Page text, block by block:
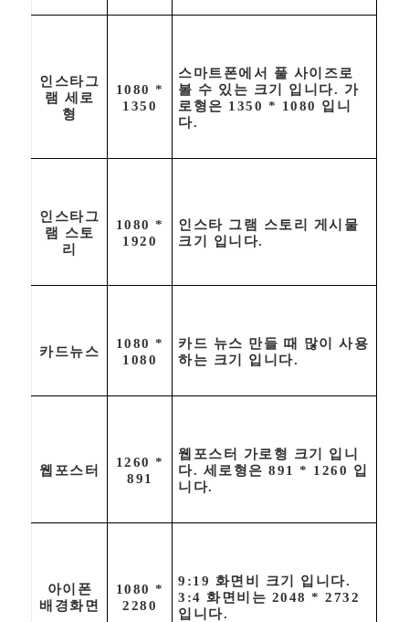
인스타그
램 세로
형
1080 *
1350
스마트폰에서 풀 사이즈로
볼 수 있는 크기 입니다. 가
로형은 1350 * 1080 입니
다.
인스타그
램 스토
리
1080 *
1920
인스타 그램 스토리 게시물
크기 입니다.
카드뉴스
1080 *
1080
카드 뉴스 만들 때 많이 사용
하는 크기 입니다.
웹포스터
1260 *
891
웹포스터 가로형 크기 입니
다. 세로형은 891 * 1260 입
니다.
아이폰
배경화면
1080 *
2280
9:19 화면비 크기 입니다.
3:4 화면비는 2048 * 2732
입니다.